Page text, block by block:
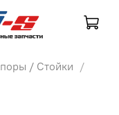
/ Стойки